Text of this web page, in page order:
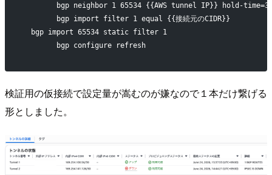
bgp neighbor 1 65534 {{AWS tunnel IP}} hold-
	bgp import filter 1 equal {{接続元のCIDR}}
  bgp import 65534 static filter 1
	bgp configure refresh
検証用の仮接続で設定量が嵩むのが嫌なので１本だけ繋げる
形としました。